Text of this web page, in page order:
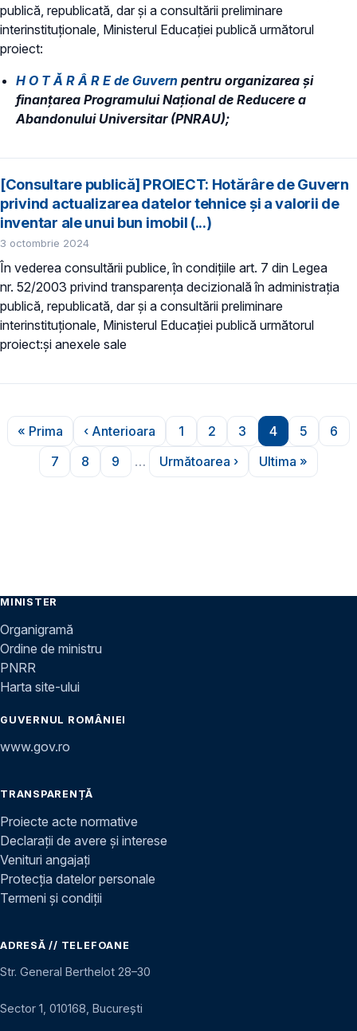
publică, republicată, dar și a consultării preliminare
interinstituționale, Ministerul Educaţiei publică următorul
proiect:
H O T Ă R Â R E​ de Guvern pentru organizarea și
finanțarea Programului Național de Reducere a
Abandonului Universitar (PNRAU);
[Consultare publică] PROIECT: Hotărâre de Guvern
privind actualizarea datelor tehnice și a valorii de
inventar ale unui bun imobil (...)
3 octombrie 2024
În vederea consultării publice, în condiţiile art. 7 din Legea
nr. 52/2003 privind transparenţa decizională în administraţia
publică, republicată, dar și a consultării preliminare
interinstituționale, Ministerul Educaţiei publică următorul
proiect:și anexele sale
Paginare
Prima pagină
« Prima
Pagina anterioară
‹ Anterioara
Pagina
1
Pagina
2
Pagina
3
Pagina
4
Pagina
5 6
Pagina
7
Pagina
8
Pagina
9 …
Pagina următoare
Următoarea ›
Ultima
Ultima »
MINISTER
Organigramă
Ordine de ministru
PNRR
Harta site-ului
GUVERNUL ROMÂNIEI
www.gov.ro
TRANSPARENȚĂ
Proiecte acte normative
Declarații de avere și interese
Venituri angajați
Protecția datelor personale
Termeni și condiții
ADRESĂ // TELEFOANE
Str. General Berthelot 28–30
Sector 1, 010168, București